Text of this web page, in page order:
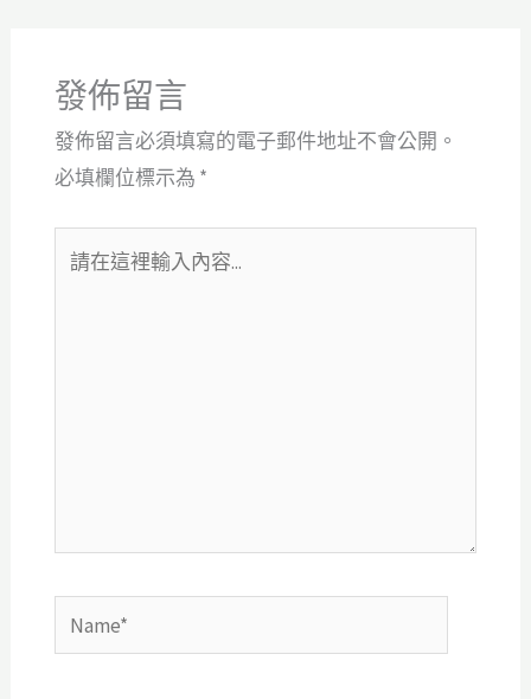
發佈留言
發佈留言必須填寫的電子郵件地址不會公開。
必填欄位標示為 *
Name*